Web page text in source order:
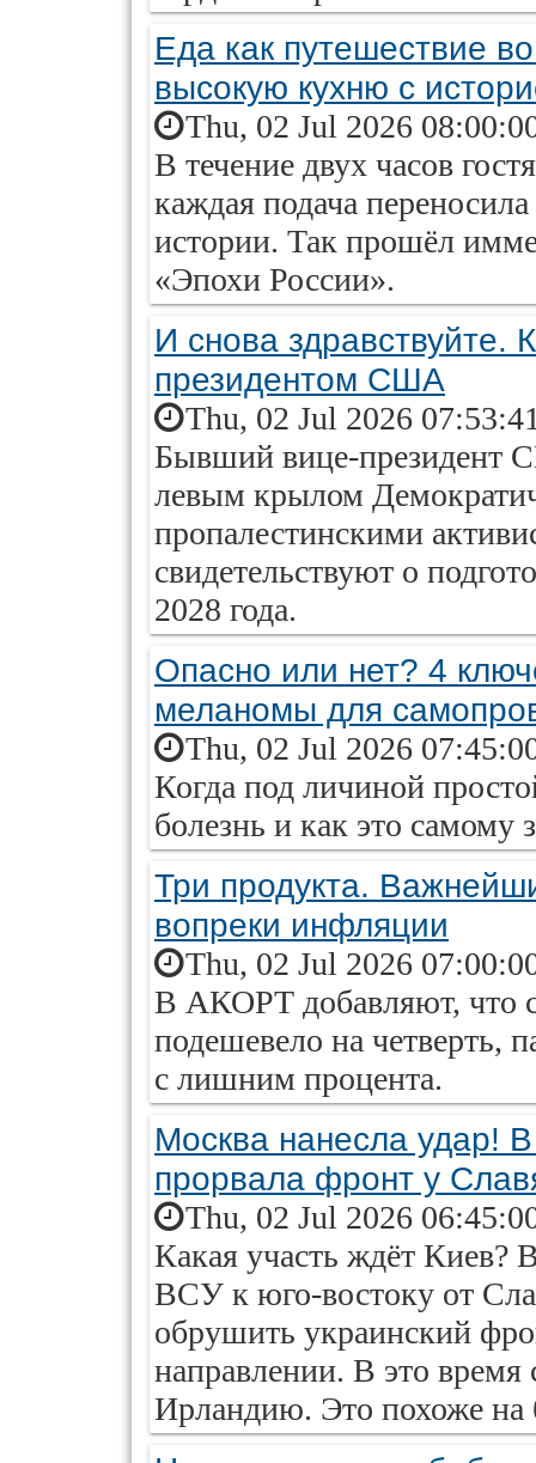
Еда как путешествие
высокую кухню с
Thu, 02 Jul 2026
В течение двух часов
каждая подача
истории. Так прошёл
«Эпохи России».
И снова здравствуйте.
президентом США
Thu, 02 Jul 2026
Бывший вице-президент
левым крылом
пропалестинскими
свидетельствуют о
2028 года.
Опасно или нет? 4
меланомы для
Thu, 02 Jul 2026
Когда под личиной
болезнь и как это самому
Три продукта.
вопреки инфляции
Thu, 02 Jul 2026
В АКОРТ добавляют, что
подешевело на четверть,
с лишним процента.
Москва нанесла удар!
прорвала фронт у
Thu, 02 Jul 2026
Какая участь ждёт
ВСУ к юго-востоку от
обрушить украинский
направлении. В это время
Ирландию. Это похоже на